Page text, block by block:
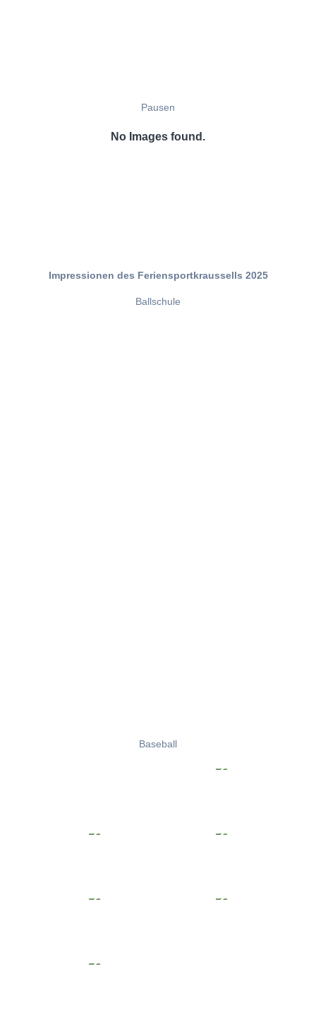
Pausen
No Images found.
Impressionen des Feriensportkraussells 2025
Ballschule
Baseball